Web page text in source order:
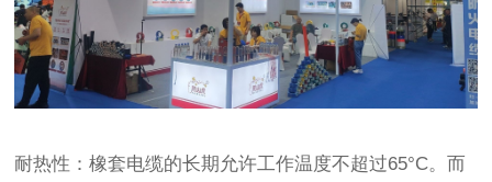
耐热性：橡套电缆的长期允许工作温度不超过65°C。而